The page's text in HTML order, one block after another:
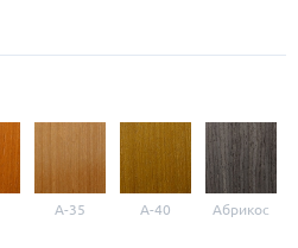
A-35 A-40 Абрикос